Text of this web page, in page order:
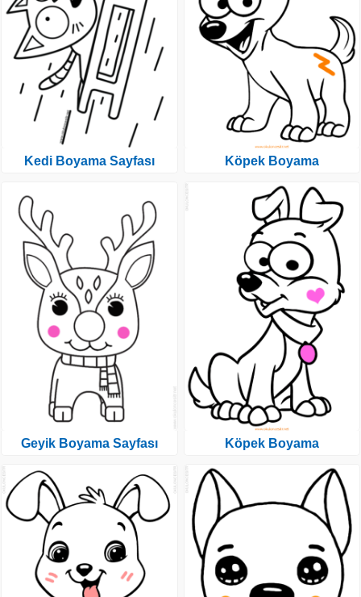
Kedi Boyama Sayfası
Geyik Boyama Sayfası
Köpek Boyama
Köpek Boyama